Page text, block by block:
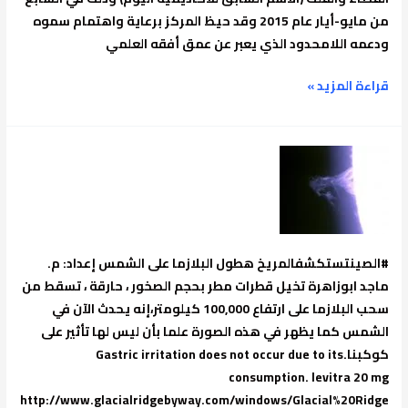
من مايو-أيار عام 2015 وقد حيظ المركز برعاية واهتمام سموه
ودعمه اللامحدود الذي يعبر عن عمق أفقه العلمي
قراءة المزيد »
#الصينتستكشفالمريخ هطول البلازما على الشمس إعداد: م.
ماجد ابوزاهرة تخيل قطرات مطر بحجم الصخور ، حارقة ، تسقط من
سحب البلازما على ارتفاع 100,000 كيلومتر،إنه يحدث الآن في
الشمس كما يظهر في هذه الصورة علما بأن ليس لها تأثير على
كوكبنا.Gastric irritation does not occur due to its
consumption. levitra 20 mg
http://www.glacialridgebyway.com/windows/Glacial%20Ridge
هطول
البلازما
الشمس